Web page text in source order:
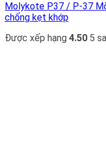
Molykote P37 / P-37
chống kẹt khớp
Được xếp hạng 4.50 5